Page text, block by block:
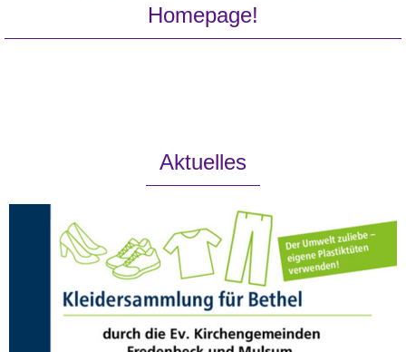
Homepage!
Aktuelles